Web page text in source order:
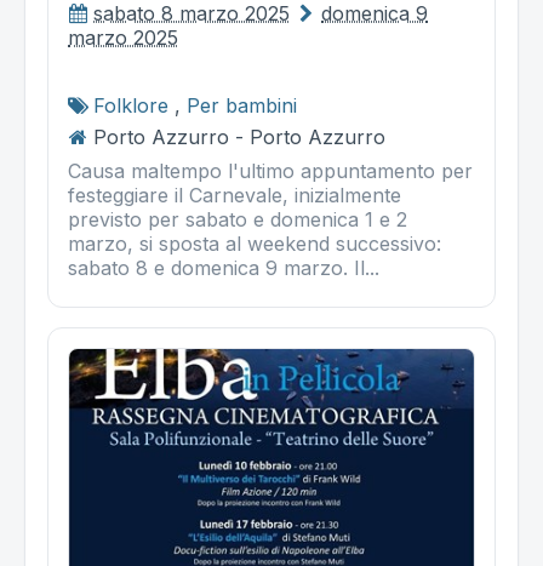
sabato 8 marzo 2025
domenica 9
marzo 2025
Folklore , Per bambini
Porto Azzurro - Porto Azzurro
Causa maltempo l'ultimo appuntamento per
festeggiare il Carnevale, inizialmente
previsto per sabato e domenica 1 e 2
marzo, si sposta al weekend successivo:
sabato 8 e domenica 9 marzo. Il...